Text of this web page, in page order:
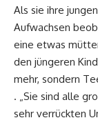
Als sie ihre
Aufwachsen
eine etwas
den jüngeren
mehr, sondern
. „Sie sind alle
sehr verrückten